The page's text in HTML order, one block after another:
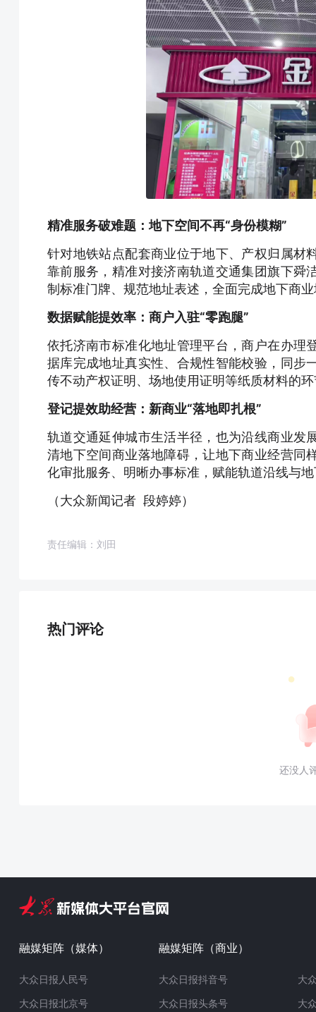
精准服务破难题：地下空间不再“身份模糊”
针对地铁站点配套商业位于地下、产权归属材
靠前服务，精准对接济南轨道交通集团旗下舜
制标准门牌、规范地址表述，全面完成地下商
数据赋能提效率：商户入驻“零跑腿”
依托济南市标准化地址管理平台，商户在办理
据库完成地址真实性、合规性智能校验，同步
传不动产权证明、场地使用证明等纸质材料的
登记提效助经营：新商业“落地即扎根”
轨道交通延伸城市生活半径，也为沿线商业发
清地下空间商业落地障碍，让地下商业经营同
化审批服务、明晰办事标准，赋能轨道沿线与
（大众新闻记者 段婷婷）
责任编辑：刘田
热门评论
还没人
融媒矩阵（媒体）
大众日报人民号
大众日报北京号
融媒矩阵（商业）
大众日报抖音号
大众日报头条号
大
大